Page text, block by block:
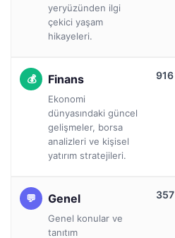
yeryüzünden ilgi
çekici yaşam
hikayeleri.
Finans
Ekonomi
dünyasındaki güncel
gelişmeler, borsa
analizleri ve kişisel
yatırım stratejileri.
916
Genel
Genel konular ve
tanıtım
357